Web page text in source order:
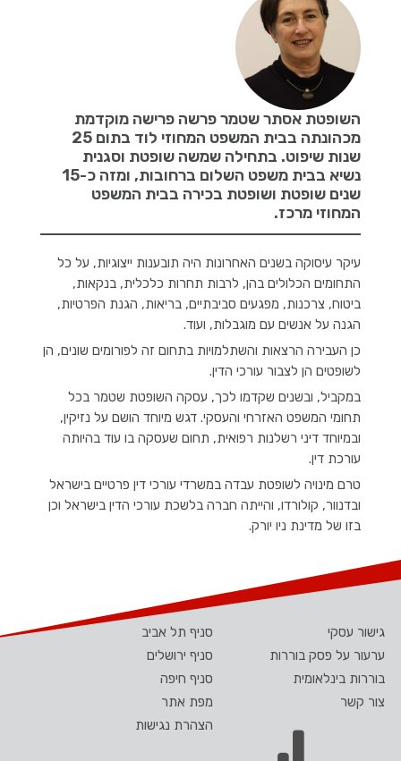
השופטת אסתר שטמר פרשה פרישה מוקדמת
מכהונתה בבית המשפט המחוזי לוד בתום 25
שנות שיפוט. בתחילה שמשה שופטת וסגנית
נשיא בבית משפט השלום ברחובות, ומזה כ-15
שנים שופטת ושופטת בכירה בבית המשפט
המחוזי מרכז.
עיקר עיסוקה בשנים האחרונות היה תובענות ייצוגיות, על כל
התחומים הכלולים בהן, לרבות תחרות כלכלית, בנקאות,
ביטוח, צרכנות, מפגעים סביבתיים, בריאות, הגנת הפרטיות,
הגנה על אנשים עם מוגבלות, ועוד.
כן העבירה הרצאות והשתלמויות בתחום זה לפורומים שונים, הן
לשופטים הן לצבור עורכי הדין.
במקביל, ובשנים שקדמו לכך, עסקה השופטת שטמר בכל
תחומי המשפט האזרחי והעסקי. דגש מיוחד הושם על נזיקין,
ובמיוחד דיני רשלנות רפואית, תחום שעסקה בו עוד בהיותה
עורכת דין.
טרם מינויה לשופטת עבדה במשרדי עורכי דין פרטיים בישראל
ובדנוור, קולורדו, והייתה חברה בלשכת עורכי הדין בישראל וכן
בזו של מדינת ניו יורק.
גישור עסקי
ערעור על פסק בוררות
בוררות בינלאומית
צור קשר
סניף תל אביב
סניף ירושלים
סניף חיפה
מפת אתר
הצהרת נגישות